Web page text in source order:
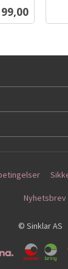
Nyhetsbrev
© Sinklar AS